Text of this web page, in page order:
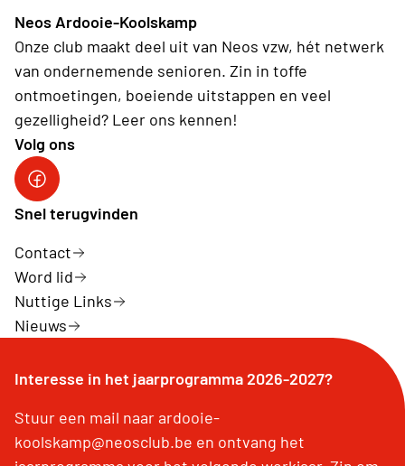
Neos Ardooie-Koolskamp
Onze club maakt deel uit van Neos vzw, hét netwerk
van ondernemende senioren. Zin in toffe
ontmoetingen, boeiende uitstappen en veel
gezelligheid? Leer ons kennen!
Volg ons
Neos Ardooie-Koolskamp
Snel terugvinden
Contact
Word lid
Nuttige Links
Nieuws
Interesse in het jaarprogramma 2026-2027?
Stuur een mail naar ardooie-
koolskamp@neosclub.be en ontvang het